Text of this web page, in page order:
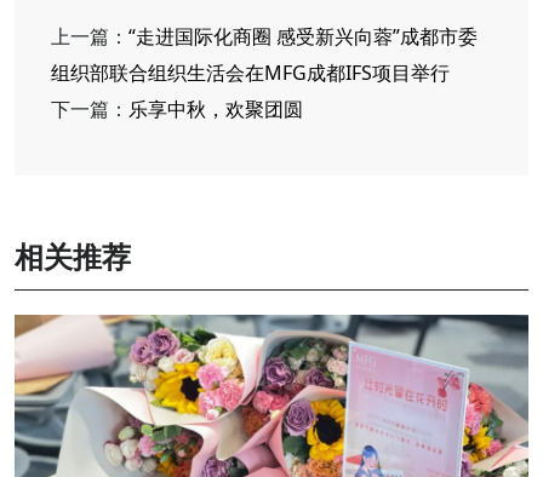
上一篇： “走进国际化商圈 感受新兴向蓉”成都市委
组织部联合组织生活会在MFG成都IFS项目举行
下一篇： 乐享中秋，欢聚团圆
相关推荐